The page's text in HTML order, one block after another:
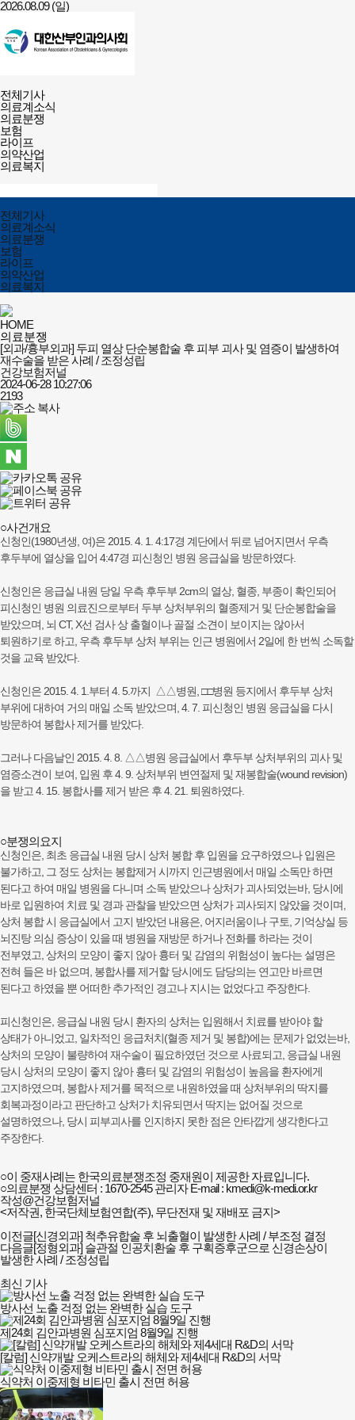
2026.08.09 (일)
필수의료배상보험
전체메뉴
열기/
닫기
전체기사
의료계소식
의료분쟁
보험
라이프
의약산업
의료복지
열기/
닫기
검색
전체메뉴
닫기
전체기사
의료계소식
의료분쟁
보험
라이프
의약산업
의료복지
HOME
의료분쟁
[외과/흉부외과] 두피 열상 단순봉합술 후 피부 괴사 및 염증이 발생하여
재수술을 받은 사례 / 조정성립
건강보험저널
2024-06-28 10:27:06
2193
○사건개요
신청인(1980년생, 여)은 2015. 4. 1. 4:17경 계단에서 뒤로 넘어지면서 우측
후두부에 열상을 입어 4:47경 피신청인 병원 응급실을 방문하였다.
신청인은 응급실 내원 당일 우측 후두부 2cm의 열상, 혈종, 부종이 확인되어
피신청인 병원 의료진으로부터 두부 상처부위의 혈종제거 및 단순봉합술을
받았으며, 뇌 CT, X선 검사 상 출혈이나 골절 소견이 보이지는 않아서
퇴원하기로 하고, 우측 후두부 상처 부위는 인근 병원에서 2일에 한 번씩 소독할
것을 교육 받았다.
신청인은 2015. 4. 1.부터 4. 5.까지 △△병원, □□병원 등지에서 후두부 상처
부위에 대하여 거의 매일 소독 받았으며, 4. 7. 피신청인 병원 응급실을 다시
방문하여 봉합사 제거를 받았다.
그러나 다음날인 2015. 4. 8. △△병원 응급실에서 후두부 상처부위의 괴사 및
염증소견이 보여, 입원 후 4. 9. 상처부위 변연절제 및 재봉합술(wound revision)
을 받고 4. 15. 봉합사를 제거 받은 후 4. 21. 퇴원하였다.
○분쟁의요지
신청인은, 최초 응급실 내원 당시 상처 봉합 후 입원을 요구하였으나 입원은
불가하고, 그 정도 상처는 봉합제거 시까지 인근병원에서 매일 소독만 하면
된다고 하여 매일 병원을 다니며 소독 받았으나 상처가 괴사되었는바, 당시에
바로 입원하여 치료 및 경과 관찰을 받았으면 상처가 괴사되지 않았을 것이며,
상처 봉합 시 응급실에서 고지 받았던 내용은, 어지러움이나 구토, 기억상실 등
뇌진탕 의심 증상이 있을 때 병원을 재방문 하거나 전화를 하라는 것이
전부였고, 상처의 모양이 좋지 않아 흉터 및 감염의 위험성이 높다는 설명은
전혀 들은 바 없으며, 봉합사를 제거할 당시에도 담당의는 연고만 바르면
된다고 하였을 뿐 어떠한 추가적인 경고나 지시는 없었다고 주장한다.
피신청인은, 응급실 내원 당시 환자의 상처는 입원해서 치료를 받아야 할
상태가 아니었고, 일차적인 응급처치(혈종 제거 및 봉합)에는 문제가 없었는바,
상처의 모양이 불량하여 재수술이 필요하였던 것으로 사료되고, 응급실 내원
당시 상처의 모양이 좋지 않아 흉터 및 감염의 위험성이 높음을 환자에게
고지하였으며, 봉합사 제거를 목적으로 내원하였을 때 상처부위의 딱지를
회복과정이라고 판단하고 상처가 치유되면서 딱지는 없어질 것으로
설명하였으나, 당시 피부괴사를 인지하지 못한 점은 안타깝게 생각한다고
주장한다.
○이 중재사례는 한국의료분쟁조정 중재원이 제공한 자료입니다.
○의료분쟁 상담센터 : 1670-2545 관리자 E-mail : kmedi@k-medi.or.kr
작성@건강보험저널
<저작권, 한국단체보험연합(주), 무단전재 및 재배포 금지>
이전글[신경외과] 척추유합술 후 뇌출혈이 발생한 사례 / 부조정 결정
다음글[정형외과] 슬관절 인공치환술 후 구획증후군으로 신경손상이
발생한 사례 / 조정성립
최신 기사
방사선 노출 걱정 없는 완벽한 실습 도구
제24회 김안과병원 심포지엄 8월9일 진행
[칼럼] 신약개발 오케스트라의 해체와 제4세대 R&D의 서막
식약처 이중제형 비타민 출시 전면 허용